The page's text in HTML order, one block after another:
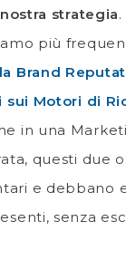
strategia
più
Brand
sui Motori di
in una
questi due
e debbano
senza